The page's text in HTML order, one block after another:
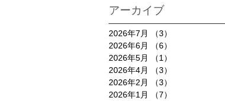
アーカイブ
2026年7月 （3）
2026年6月
（6）
2026年5月
（1）
2026年4月
（3）
2026年2月
（3）
2026年1月
（7）